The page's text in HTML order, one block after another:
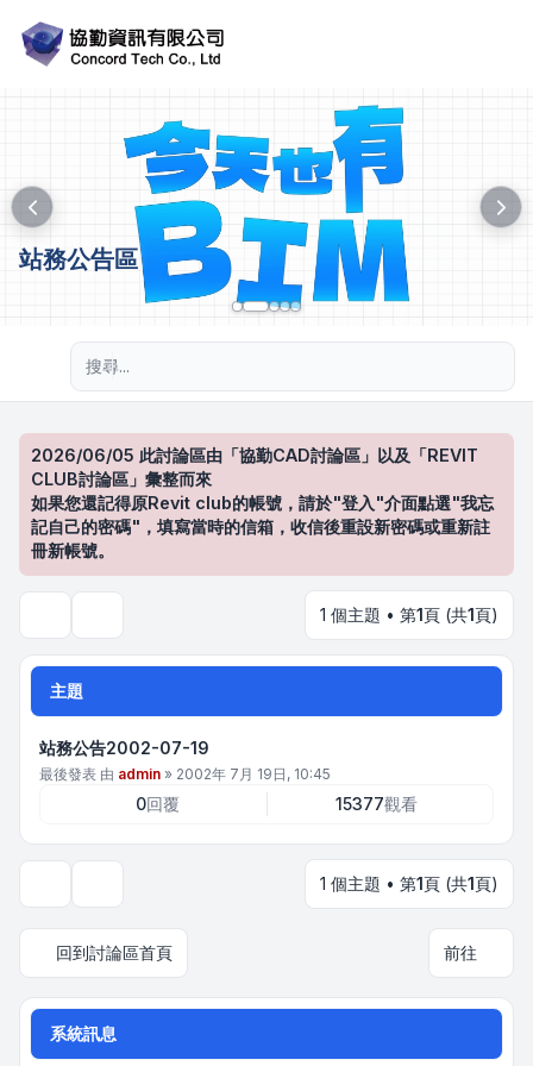
站務公告區
2026/06/05 此討論區由「協勤CAD討論區」以及「REVIT
CLUB討論區」彙整而來
如果您還記得原Revit club的帳號，請於"登入"介面點選"我忘
記自己的密碼"，填寫當時的信箱，收信後重設新密碼或重新註
冊新帳號。
1 個主題 • 第1頁 (共1頁)
主題
站務公告2002-07-19
最後發表 由 admin » 2002年 7月 19日, 10:45
0回覆 15377觀看
1 個主題 • 第1頁 (共1頁)
回到討論區首頁 前往
系統訊息